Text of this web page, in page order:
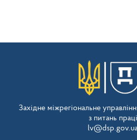
Західне міжрегіональне
з питань праці